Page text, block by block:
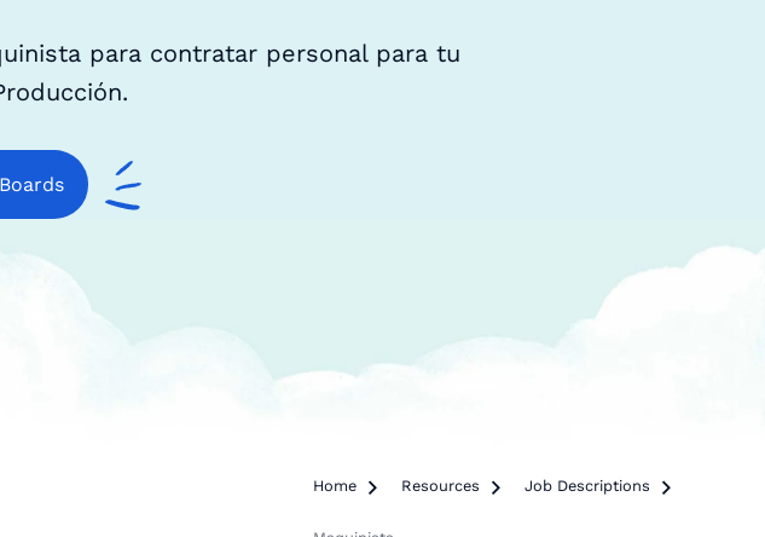
para contratar personal para tu
Home  Resources  Job Descriptions 